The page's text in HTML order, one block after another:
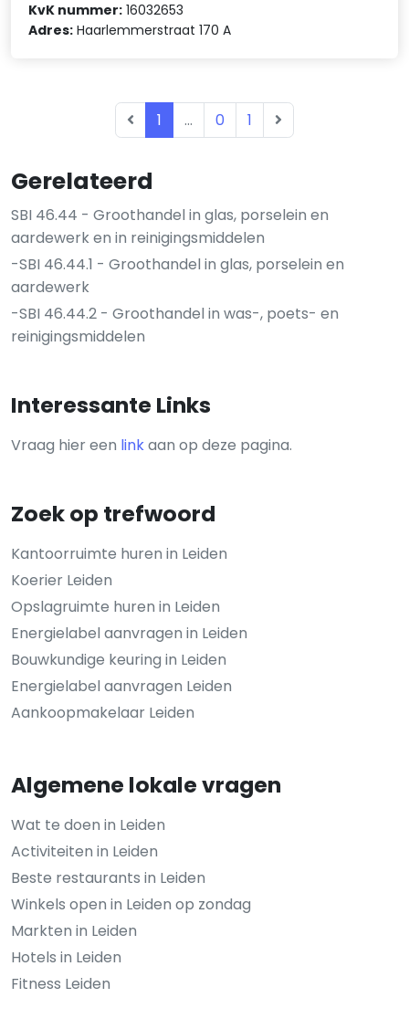
Gerelateerd
SBI 46.44 - Groothandel in glas, porselein en
aardewerk en in reinigingsmiddelen
-SBI 46.44.1 - Groothandel in glas, porselein en
aardewerk
-SBI 46.44.2 - Groothandel in was-, poets- en
reinigingsmiddelen
Interessante Links
Vraag hier een linkaan op deze pagina.
Zoek op trefwoord
Kantoorruimte huren in Leiden
Koerier Leiden
Opslagruimte huren in Leiden
Energielabel aanvragen in Leiden
Bouwkundige keuring in Leiden
Energielabel aanvragen Leiden
Aankoopmakelaar Leiden
Algemene lokale vragen
Wat te doen in Leiden
Activiteiten in Leiden
Beste restaurants in Leiden
Winkels open in Leiden op zondag
Markten in Leiden
Hotels in Leiden
Fitness Leiden
KvK nummer: 16032653
Adres: Haarlemmerstraat 170 A
1 ... 0 1